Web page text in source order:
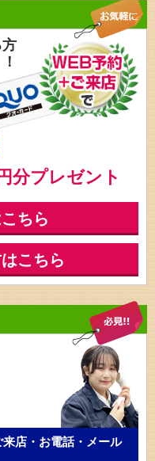
分プレゼント
ちら
こちら
店・お電話・メール